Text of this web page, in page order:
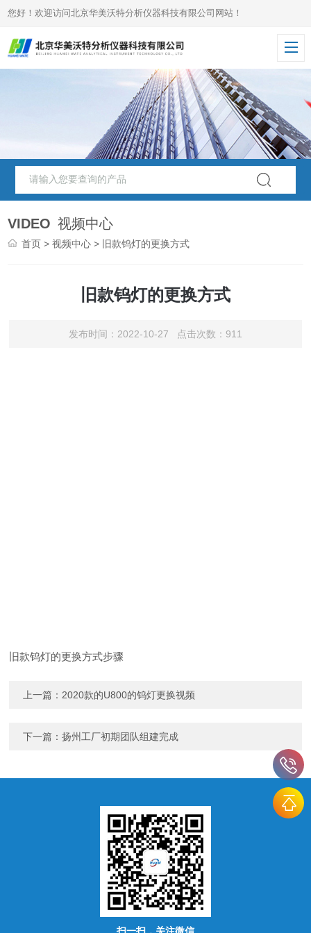
您好！欢迎访问北京华美沃特分析仪器科技有限公司网站！
VIDEO 视频中心
首页 >视频中心 > 旧款钨灯的更换方式
旧款钨灯的更换方式
发布时间：2022-10-27 点击次数：911
旧款钨灯的更换方式步骤
上一篇： 2020款的U800的钨灯更换视频
下一篇：扬州工厂初期团队组建完成